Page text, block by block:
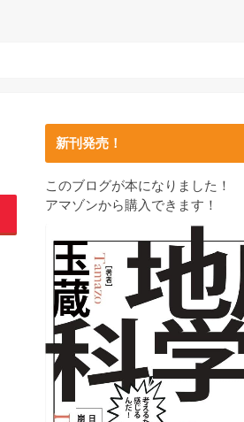
新刊発売！
このブログが本になりました！
アマゾンから購入できます！